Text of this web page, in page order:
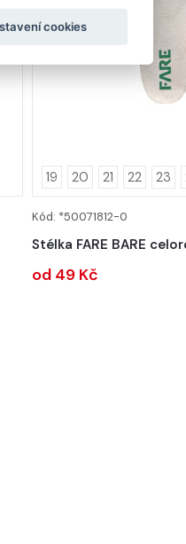
19 20 21 22 23
Kód: *50071812-0
Stélka FARE BARE
od 49 Kč
cookies